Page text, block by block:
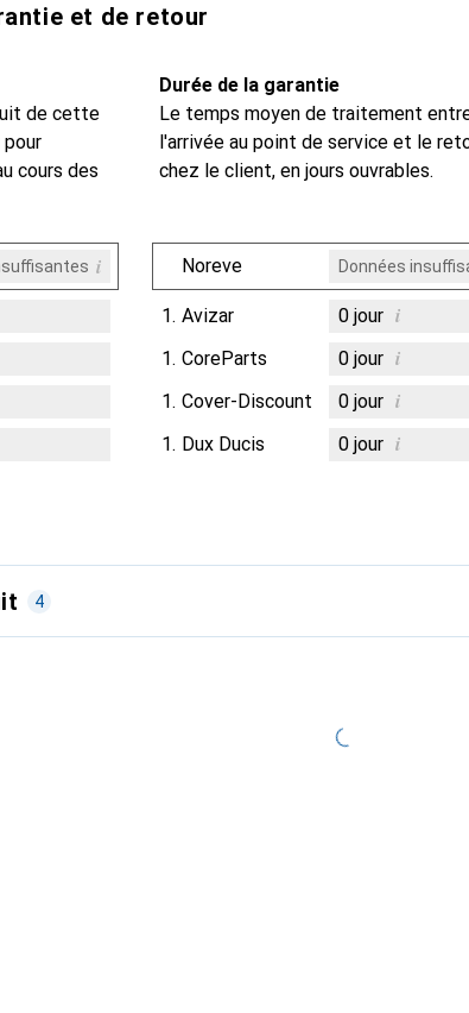
et de retour
de cette
pour
cours des
i
Durée de la garantie
Le temps moyen de traitement
l'arrivée au point de service et le
chez le client, en jours ouvrables.
Noreve Données
1. Avizar 0jour i
1. CoreParts 0jour i
1. Cover-Discount 0jour i
1. Dux Ducis 0jour i
4